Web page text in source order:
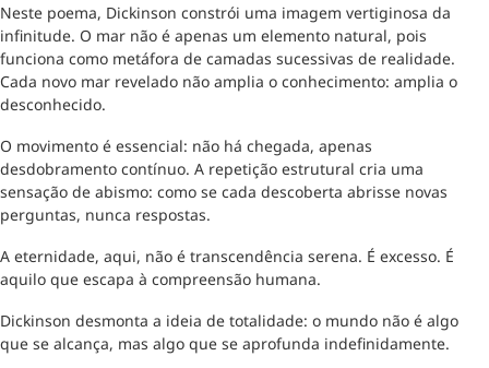
Neste poema, Dickinson constrói uma imagem vertiginosa da
infinitude. O mar não é apenas um elemento natural, pois
funciona como metáfora de camadas sucessivas de realidade.
Cada novo mar revelado não amplia o conhecimento: amplia o
desconhecido.
O movimento é essencial: não há chegada, apenas
desdobramento contínuo. A repetição estrutural cria uma
sensação de abismo: como se cada descoberta abrisse novas
perguntas, nunca respostas.
A eternidade, aqui, não é transcendência serena. É excesso. É
aquilo que escapa à compreensão humana.
Dickinson desmonta a ideia de totalidade: o mundo não é algo
que se alcança, mas algo que se aprofunda indefinidamente.